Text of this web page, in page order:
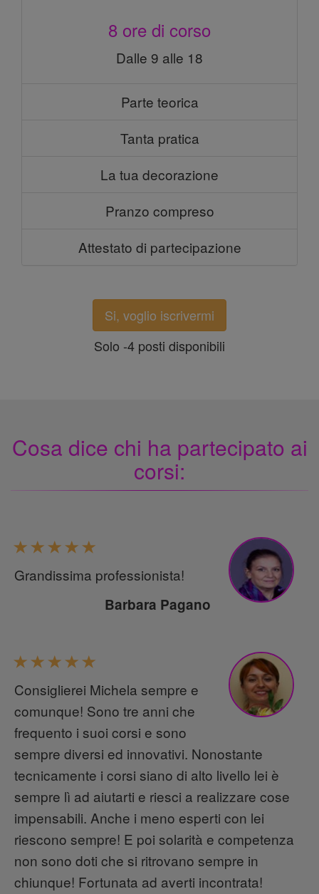
8 ore di corso
Dalle 9 alle 18
Parte teorica
Tanta pratica
La tua decorazione
Pranzo compreso
Attestato di partecipazione
Si, voglio iscrivermi
Solo -4 posti disponibili
Cosa dice chi ha partecipato ai
corsi:
Grandissima professionista!
Barbara Pagano
Consiglierei Michela sempre e
comunque! Sono tre anni che
frequento i suoi corsi e sono
sempre diversi ed innovativi. Nonostante
tecnicamente i corsi siano di alto livello lei è
sempre lì ad aiutarti e riesci a realizzare cose
impensabili. Anche i meno esperti con lei
riescono sempre! E poi solarità e competenza
non sono doti che si ritrovano sempre in
chiunque! Fortunata ad averti incontrata!